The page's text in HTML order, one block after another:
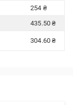
254 ₴
435.50 ₴
304.60 ₴